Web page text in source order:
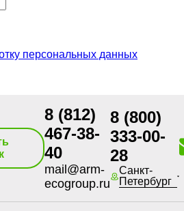
персональных данных
8 (812)
467-38-
40
mail@arm-
ecogroup.ru
8 (800)
333-00-
28
Санкт-
Петербург